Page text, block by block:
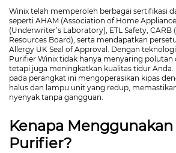
Winix telah memperoleh berbagai sertifikasi
seperti AHAM (Association of Home
(Underwriter’s Laboratory), ETL Safety, CARB
Resources Board), serta mendapatkan
Allergy UK Seal of Approval. Dengan
Purifier Winix tidak hanya menyaring polutan
tetapi juga meningkatkan kualitas tidur Anda.
pada perangkat ini mengoperasikan kipas
halus dan lampu unit yang redup,
nyenyak tanpa gangguan.
Kenapa Menggunakan
Purifier?